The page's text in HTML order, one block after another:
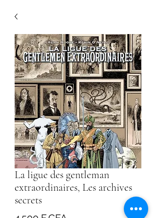
La ligue des gentleman
extraordinaires, Les archives
secrets